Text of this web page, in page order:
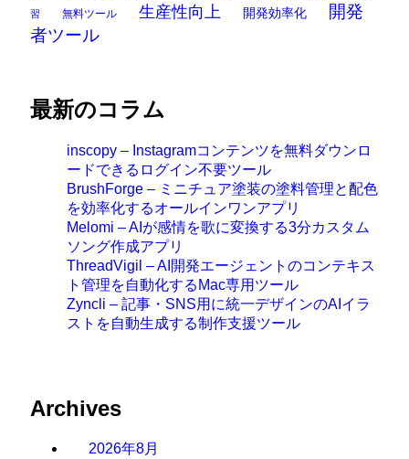
習 無料ツール 生産性向上 開発効率化
開発
者ツール
最新のコラム
inscopy – Instagramコンテンツを無料ダウンロ
ードできるログイン不要ツール
BrushForge – ミニチュア塗装の塗料管理と配色
を効率化するオールインワンアプリ
Melomi – AIが感情を歌に変換する3分カスタム
ソング作成アプリ
ThreadVigil – AI開発エージェントのコンテキス
ト管理を自動化するMac専用ツール
Zyncli – 記事・SNS用に統一デザインのAIイラ
ストを自動生成する制作支援ツール
Archives
2026年8月